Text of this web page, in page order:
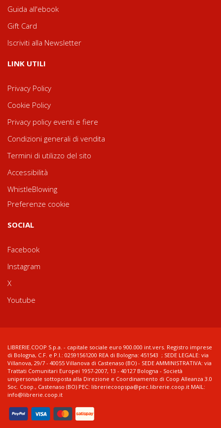
Guida all'ebook
Gift Card
Iscriviti alla Newsletter
LINK UTILI
Privacy Policy
Cookie Policy
Privacy policy eventi e fiere
Condizioni generali di vendita
Termini di utilizzo del sito
Accessibilità
WhistleBlowing
Preferenze cookie
SOCIAL
Facebook
Instagram
X
Youtube
LIBRERIE.COOP S.p.a. - capitale sociale euro 900.000 int.vers. Registro imprese
di Bologna, C.F. e P.I.: 02591561200 REA di Bologna: 451543 ; SEDE LEGALE: via
Villanova, 29/7 - 40055 Villanova di Castenaso (BO) - SEDE AMMINISTRATIVA: via
Trattati Comunitari Europei 1957-2007, 13 - 40127 Bologna - Società
unipersonale sottoposta alla Direzione e Coordinamento di Coop Alleanza 3.0
Soc. Coop., Castenaso (BO) PEC: libreriecoopspa@pec.librerie.coop.it MAIL:
info@librerie.coop.it